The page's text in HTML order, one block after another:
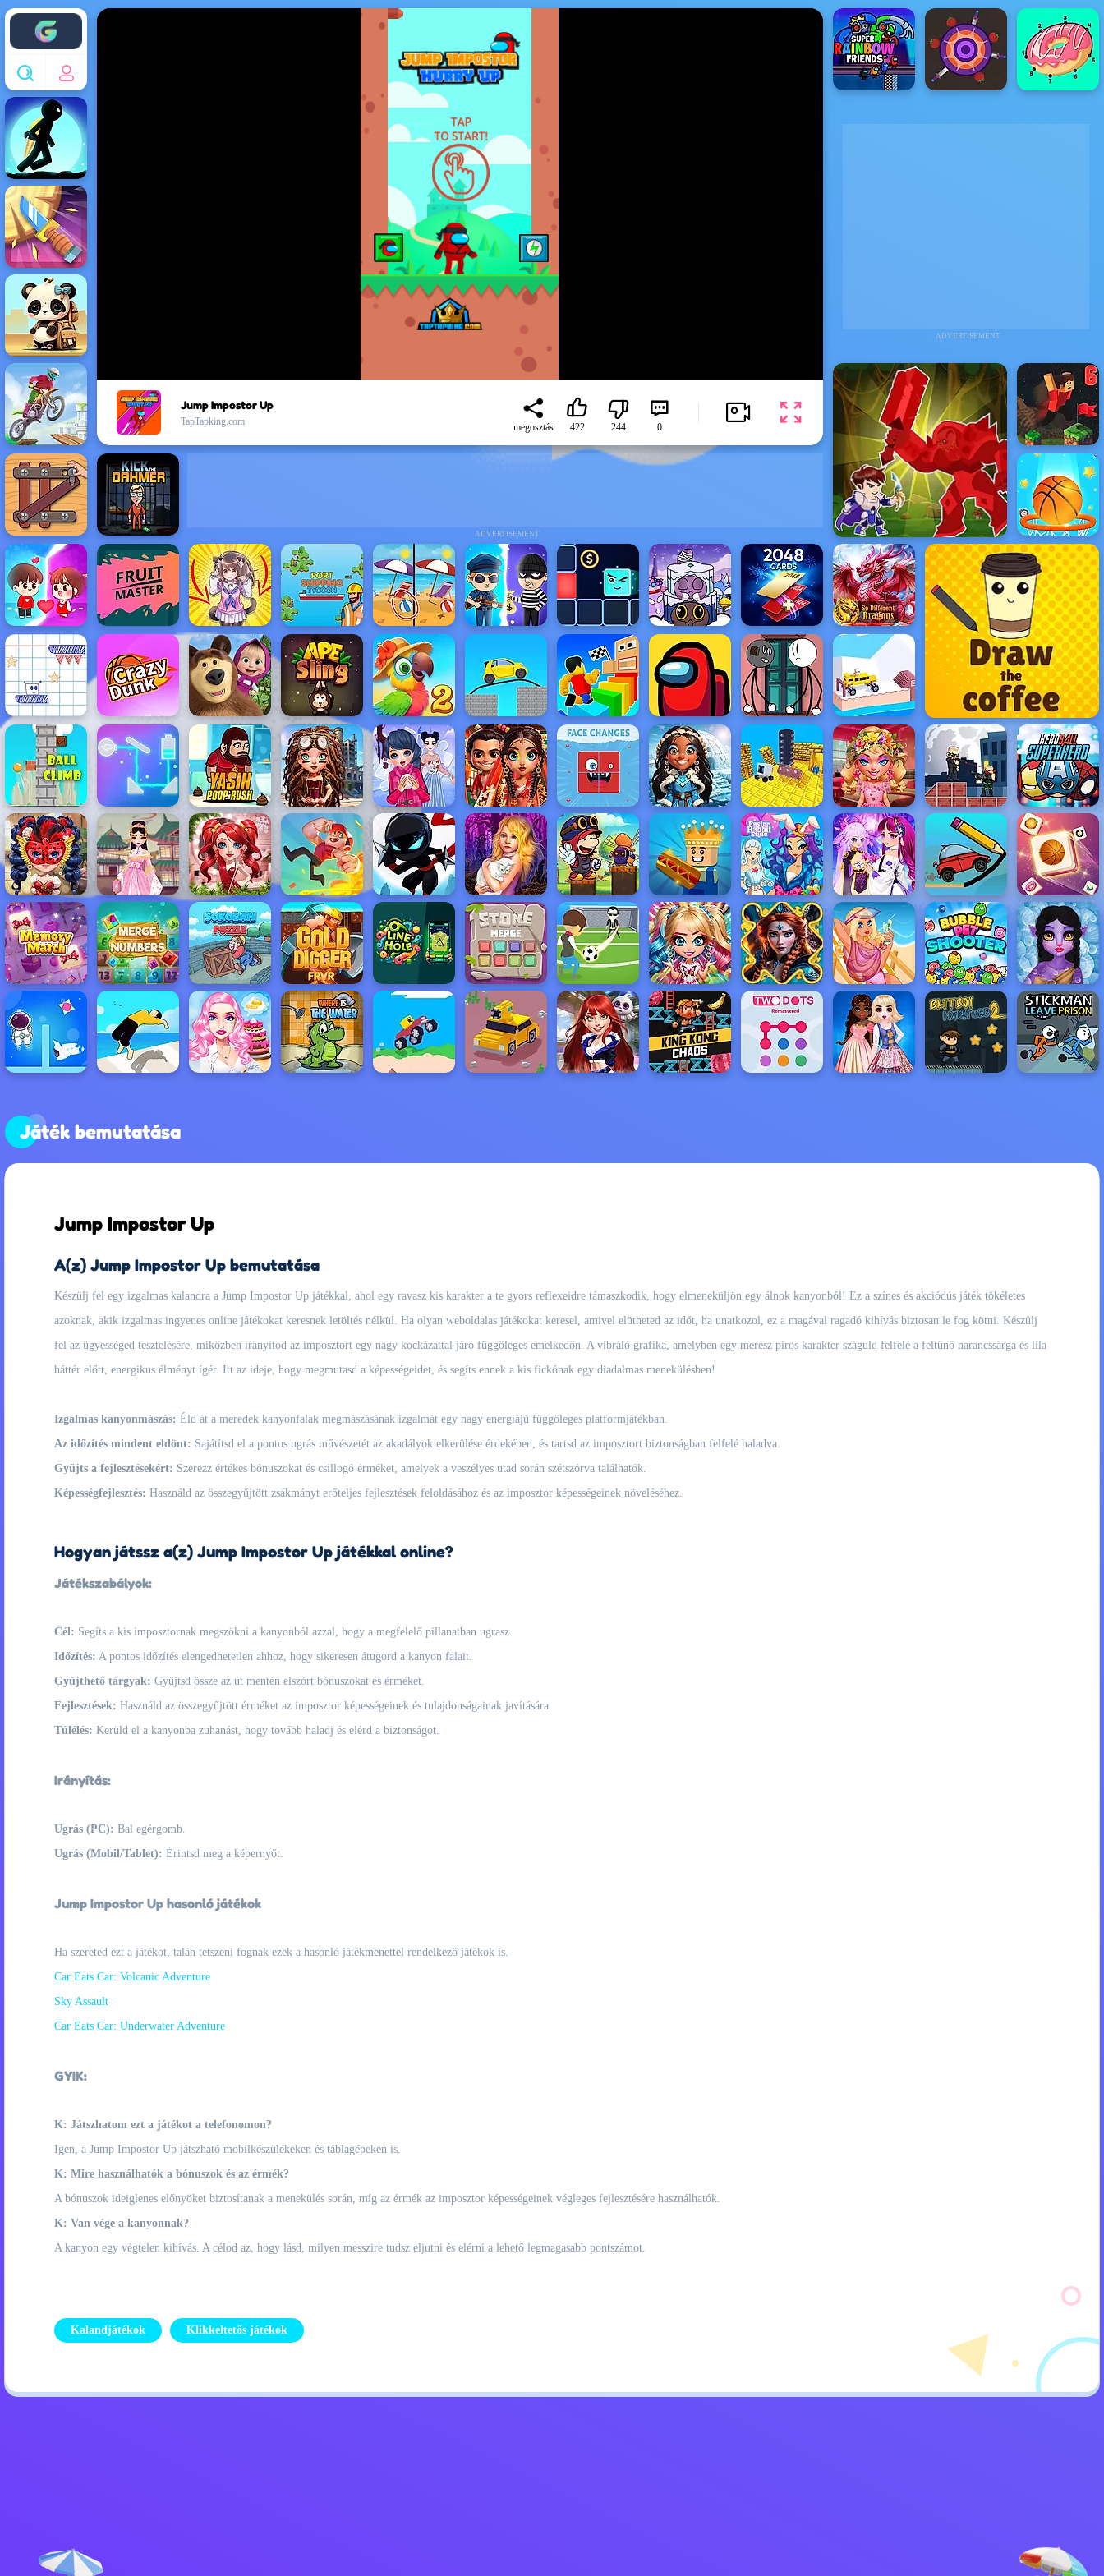
Enjoy4fun
ADVERTISEMENT
ADVERTISEMENT
Jump Impostor Up
TapTapking.com
megosztás 422 244 0
Játék bemutatása
Jump Impostor Up
A(z) Jump Impostor Up bemutatása
Készülj fel egy izgalmas kalandra a Jump Impostor Up játékkal, ahol egy ravasz kis karakter a te gyors reflexeidre támaszkodik, hogy elmeneküljön egy álnok kanyonból! Ez a színes és akciódús játék tökéletes
azoknak, akik izgalmas ingyenes online játékokat keresnek letöltés nélkül. Ha olyan weboldalas játékokat keresel, amivel elütheted az időt, ha unatkozol, ez a magával ragadó kihívás biztosan le fog kötni. Készülj
fel az ügyességed tesztelésére, miközben irányítod az imposztort egy nagy kockázattal járó függőleges emelkedőn. A vibráló grafika, amelyben egy merész piros karakter száguld felfelé a feltűnő narancssárga és lila
háttér előtt, energikus élményt ígér. Itt az ideje, hogy megmutasd a képességeidet, és segíts ennek a kis fickónak egy diadalmas menekülésben!
Izgalmas kanyonmászás: Éld át a meredek kanyonfalak megmászásának izgalmát egy nagy energiájú függőleges platformjátékban.
Az időzítés mindent eldönt: Sajátítsd el a pontos ugrás művészetét az akadályok elkerülése érdekében, és tartsd az imposztort biztonságban felfelé haladva.
Gyűjts a fejlesztésekért: Szerezz értékes bónuszokat és csillogó érméket, amelyek a veszélyes utad során szétszórva találhatók.
Képességfejlesztés: Használd az összegyűjtött zsákmányt erőteljes fejlesztések feloldásához és az imposztor képességeinek növeléséhez.
Hogyan játssz a(z) Jump Impostor Up játékkal online?
Játékszabályok:
Cél: Segíts a kis imposztornak megszökni a kanyonból azzal, hogy a megfelelő pillanatban ugrasz.
Időzítés: A pontos időzítés elengedhetetlen ahhoz, hogy sikeresen átugord a kanyon falait.
Gyűjthető tárgyak: Gyűjtsd össze az út mentén elszórt bónuszokat és érméket.
Fejlesztések: Használd az összegyűjtött érméket az imposztor képességeinek és tulajdonságainak javítására.
Túlélés: Kerüld el a kanyonba zuhanást, hogy tovább haladj és elérd a biztonságot.
Irányítás:
Ugrás (PC): Bal egérgomb.
Ugrás (Mobil/Tablet): Érintsd meg a képernyőt.
Jump Impostor Up hasonló játékok
Ha szereted ezt a játékot, talán tetszeni fognak ezek a hasonló játékmenettel rendelkező játékok is.
Car Eats Car: Volcanic Adventure
Sky Assault
Car Eats Car: Underwater Adventure
GYIK:
K: Játszhatom ezt a játékot a telefonomon?
Igen, a Jump Impostor Up játszható mobilkészülékeken és táblagépeken is.
K: Mire használhatók a bónuszok és az érmék?
A bónuszok ideiglenes előnyöket biztosítanak a menekülés során, míg az érmék az imposztor képességeinek végleges fejlesztésére használhatók.
K: Van vége a kanyonnak?
A kanyon egy végtelen kihívás. A célod az, hogy lásd, milyen messzire tudsz eljutni és elérni a lehető legmagasabb pontszámot.
Kalandjátékok Klikkeltetős játékok